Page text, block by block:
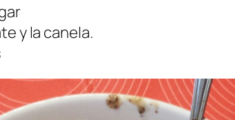
y la canela.